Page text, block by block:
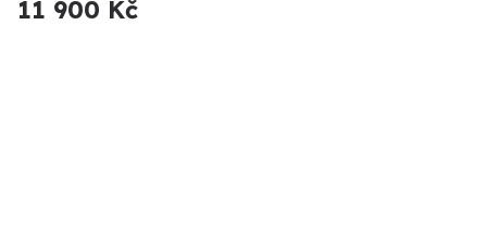
11 900 Kč